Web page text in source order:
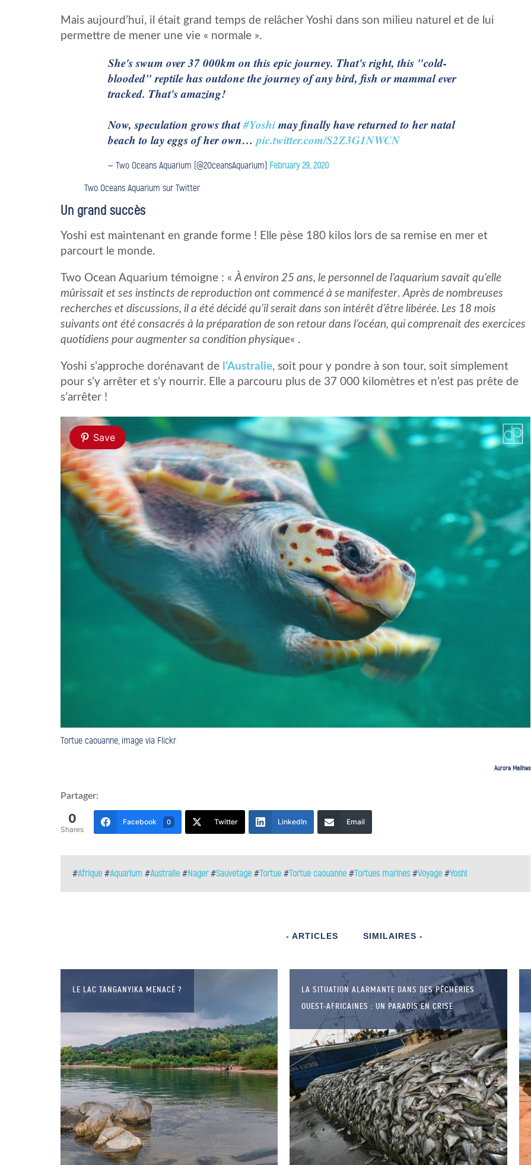
Mais aujourd’hui, il était grand temps de relâcher Yoshi dans son milieu naturel et de lui
permettre de mener une vie « normale ».
She's swum over 37 000km on this epic journey. That's right, this "cold-
blooded" reptile has outdone the journey of any bird, fish or mammal ever
tracked. That's amazing!
Now, speculation grows that#Yoshimay finally have returned to her natal
beach to lay eggs of her own…pic.twitter.com/S2Z3G1NWCN
— Two Oceans Aquarium (@2OceansAquarium) February 29, 2020
Two Oceans Aquarium sur Twitter
Un grand succès
Yoshi est maintenant en grande forme ! Elle pèse 180 kilos lors de sa remise en mer et
parcourt le monde.
Two Ocean Aquarium témoigne : «À environ 25 ans, le personnel de l’aquarium savait qu’elle
mûrissait et ses instincts de reproduction ont commencé à se manifester.Après de nombreuses
recherches et discussions, il a été décidé qu’il serait dans son intérêt d’être libérée. Les 18 mois
suivants ont été consacrés à la préparation de son retour dans l’océan, qui comprenait des exercices
quotidiens pour augmenter sa condition physique« .
Yoshi s’approche dorénavant de l’Australie, soit pour y pondre à son tour, soit simplement
pour s’y arrêter et s’y nourrir. Elle a parcouru plus de 37 000 kilomètres et n’est pas prête de
s’arrêter !
Save
Tortue caouanne, image via Flickr
Aurore Mailhes
Partager:
0
Shares
Facebook 0 Twitter LinkedIn Email
#Afrique #Aquarium #Australie #Nager#Sauvetage #Tortue #Tortue caouanne #Tortues marines#Voyage #Yoshi
- ARTICLES SIMILAIRES -
LE LAC TANGANYIKA MENACÉ ?
LA SITUATION ALARMANTE DANS DES PÊCHERIES
OUEST-AFRICAINES : UN PARADIS EN CRISE